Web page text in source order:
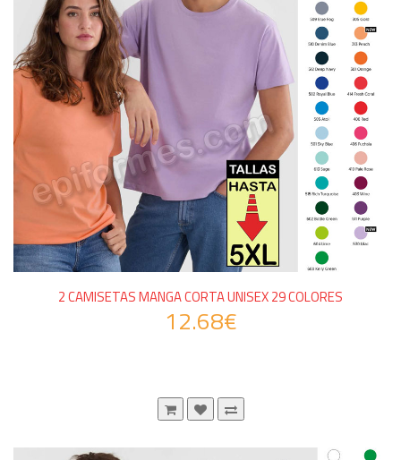
2 CAMISETAS MANGA CORTA UNISEX 29 COLORES
12.68€